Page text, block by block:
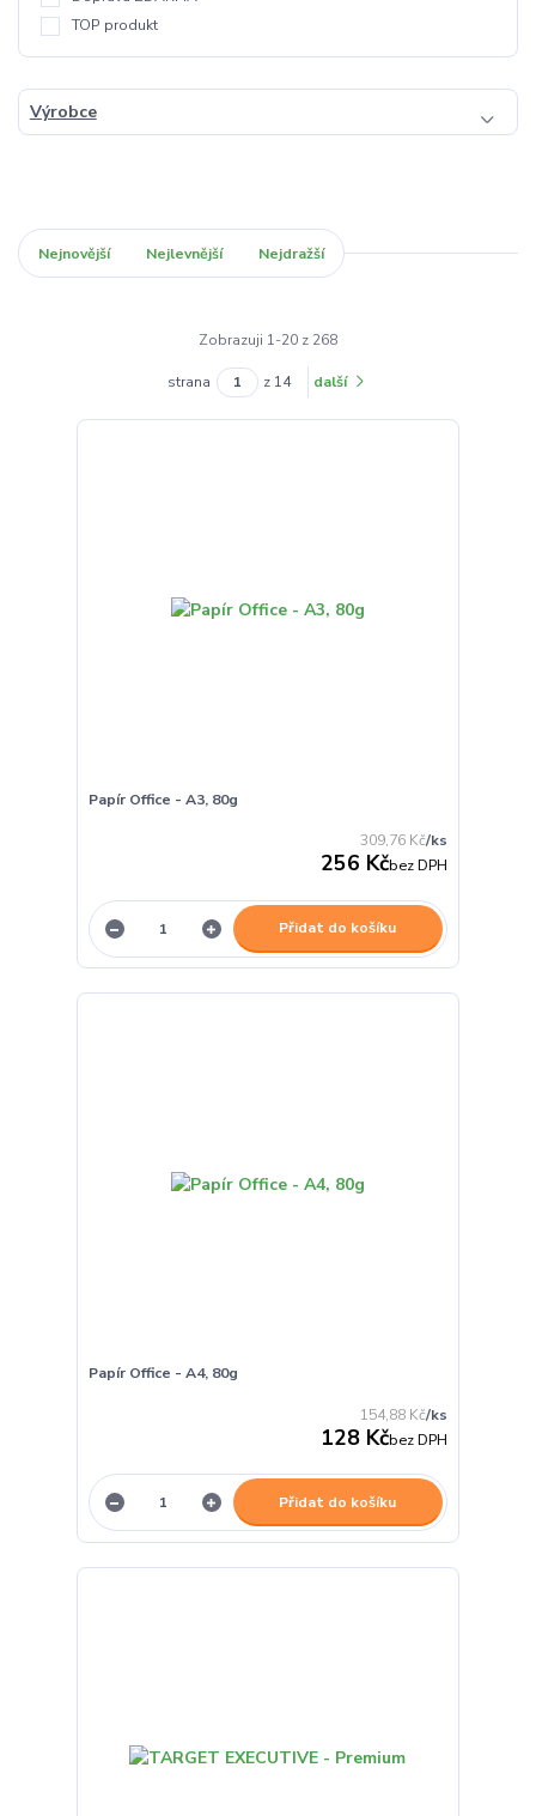
TOP produkt
Výrobce
Nejnovější Nejlevnější Nejdražší
Zobrazuji 1-20 z 268
strana z 14 další
Papír Office - A3, 80g
309,76 Kč/ks
256 Kčbez DPH
Přidat do košíku
Papír Office - A4, 80g
154,88 Kč/ks
128 Kčbez DPH
Přidat do košíku